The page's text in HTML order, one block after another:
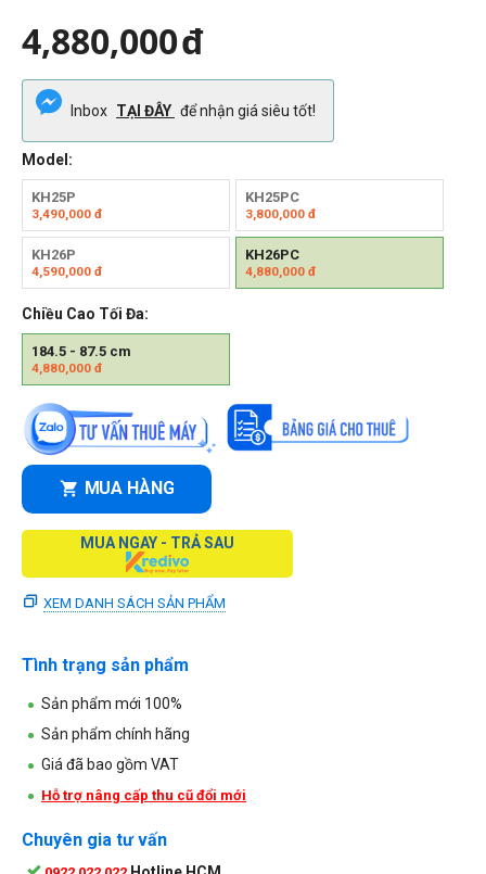
4,880,000đ
Inbox TẠI ĐÂY để nhận giá siêu tốt!
Model:
KH25P
3,490,000 đ
KH25PC
3,800,000đ
KH26P
4,590,000 đ
KH26PC
4,880,000đ
Chiều Cao Tối Đa:
184.5 - 87.5 cm
4,880,000 đ
MUA HÀNG
MUA NGAY - TRẢ SAU
XEM DANH SÁCH SẢN PHẨM
Tình trạng sản phẩm
Sản phẩm mới 100%
Sản phẩm chính hãng
Giá đã bao gồm VAT
Hỗ trợ nâng cấp thu cũ đổi mới
Chuyên gia tư vấn